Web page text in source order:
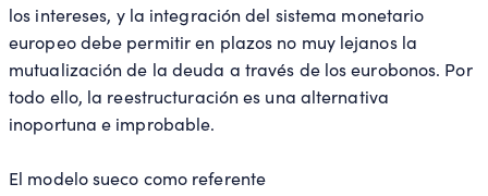
los intereses, y la integración del sistema monetario
europeo debe permitir en plazos no muy lejanos la
mutualización de la deuda a través de los eurobonos. Por
todo ello, la reestructuración es una alternativa
inoportuna e improbable.
El modelo sueco como referente